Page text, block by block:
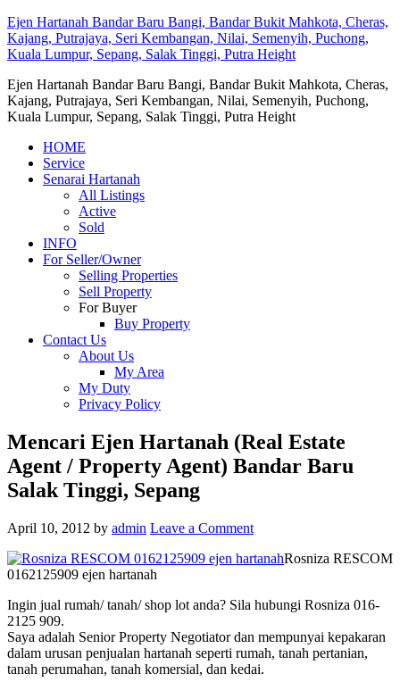
Ejen Hartanah Bandar Baru Bangi, Bandar Bukit Mahkota, Cheras,
Kajang, Putrajaya, Seri Kembangan, Nilai, Semenyih, Puchong,
Kuala Lumpur, Sepang, Salak Tinggi, Putra Height
Ejen Hartanah Bandar Baru Bangi, Bandar Bukit Mahkota, Cheras,
Kajang, Putrajaya, Seri Kembangan, Nilai, Semenyih, Puchong,
Kuala Lumpur, Sepang, Salak Tinggi, Putra Height
HOME
Service
Senarai Hartanah
All Listings
Active
Sold
INFO
For Seller/Owner
Selling Properties
Sell Property
For Buyer
Buy Property
Contact Us
About Us
My Area
My Duty
Privacy Policy
Mencari Ejen Hartanah (Real Estate
Agent / Property Agent) Bandar Baru
Salak Tinggi, Sepang
April 10, 2012 by admin Leave a Comment
Rosniza RESCOM
0162125909 ejen hartanah
Ingin jual rumah/ tanah/ shop lot anda? Sila hubungi Rosniza 016-
2125 909.
Saya adalah Senior Property Negotiator dan mempunyai kepakaran
dalam urusan penjualan hartanah seperti rumah, tanah pertanian,
tanah perumahan, tanah komersial, dan kedai.